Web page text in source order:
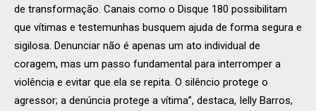
de transformação. Canais como o Disque 180 possibilitam
que vítimas e testemunhas busquem ajuda de forma segura e
sigilosa. Denunciar não é apenas um ato individual de
coragem, mas um passo fundamental para interromper a
violência e evitar que ela se repita. O silêncio protege o
agressor; a denúncia protege a vítima”, destaca, Ielly Barros,